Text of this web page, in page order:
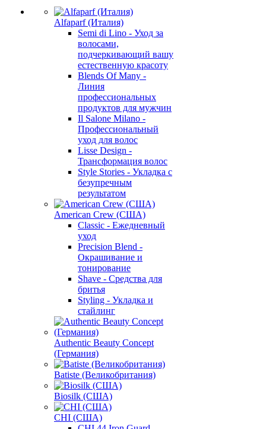
Alfaparf (Италия)
Semi di Lino - Уход за
волосами,
подчеркивающий вашу
естественную красоту
Blends Of Many -
Линия
профессиональных
продуктов для мужчин
Il Salone Milano -
Профессиональный
уход для волос
Lisse Design -
Трансформация волос
Style Stories - Укладка с
безупречным
результатом
American Crew (США)
Classic - Ежедневный
уход
Precision Blend -
Окрашивание и
тонирование
Shave - Средства для
бритья
Styling - Укладка и
стайлинг
Authentic Beauty Concept
(Германия)
Batiste (Великобритания)
Biosilk (США)
CHI (США)